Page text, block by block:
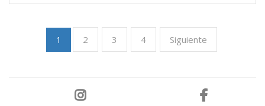
1 2 3 4 Siguiente